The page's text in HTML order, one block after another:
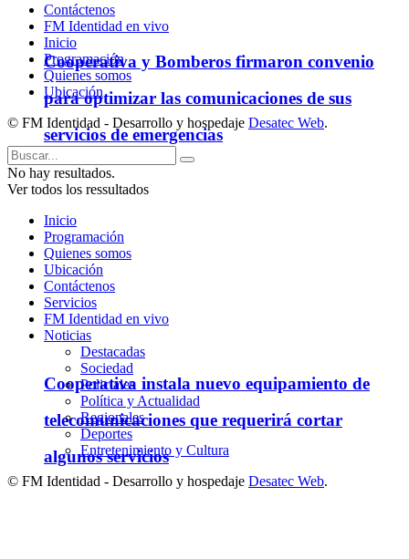
Cooperativa y Bomberos firmaron convenio
para optimizar las comunicaciones de sus
servicios de emergencias
Cooperativa instala nuevo equipamiento de
telecomunicaciones que requerirá cortar
algunos servicios
Contáctenos
FM Identidad en vivo
Inicio
Programación
Quienes somos
Ubicación
© FM Identidad - Desarrollo y hospedaje Desatec Web.
No hay resultados.
Ver todos los ressultados
Inicio
Programación
Quienes somos
Ubicación
Contáctenos
Servicios
FM Identidad en vivo
Noticias
Destacadas
Sociedad
Policiales
Política y Actualidad
Regionales
Deportes
Entretenimiento y Cultura
© FM Identidad - Desarrollo y hospedaje Desatec Web.